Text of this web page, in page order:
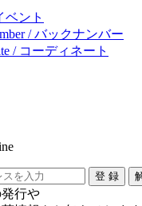
ベント
/ バックナンバー
/ コーディネート
行や